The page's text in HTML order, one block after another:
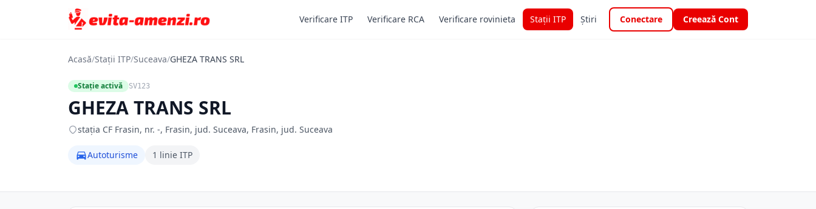
Verificare ITP Verificare RCA Verificare rovinieta Stații ITP Știri Conectare Creează Cont
Acasă/Stații ITP/Suceava/GHEZA TRANS SRL
Stație activă SV123
GHEZA TRANS SRL
staţia CF Frasin, nr. -, Frasin, jud. Suceava, Frasin, jud. Suceava
Autoturisme 1 linie ITP